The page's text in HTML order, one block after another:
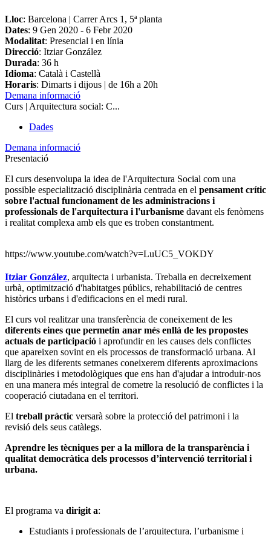
Lloc: Barcelona | Carrer Arcs 1, 5ª planta
Dates: 9 Gen 2020 - 6 Febr 2020
Modalitat: Presencial i en línia
Direcció: Itziar González
Durada: 36 h
Idioma: Català i Castellà
Horaris: Dimarts i dijous | de 16h a 20h
Demana informació
Curs | Arquitectura social: C...
Dades
Demana informació
Presentació
El curs desenvolupa la idea de l'Arquitectura Social com una
possible especialització disciplinària centrada en el pensament crític
sobre l'actual funcionament de les administracions i
professionals de l'arquitectura i l'urbanisme davant els fenòmens
i realitat complexa amb els que es troben constantment.
https://www.youtube.com/watch?v=LuUC5_VOKDY
Itziar González, arquitecta i urbanista. Treballa en decreixement
urbà, optimització d'habitatges públics, rehabilitació de centres
històrics urbans i d'edificacions en el medi rural.
El curs vol realitzar una transferència de coneixement de les
diferents eines que permetin anar més enllà de les propostes
actuals de participació i aprofundir en les causes dels conflictes
que apareixen sovint en els processos de transformació urbana. Al
llarg de les diferents setmanes coneixerem diferents aproximacions
disciplinàries i metodològiques que ens han d'ajudar a introduir-nos
en una manera més integral de cometre la resolució de conflictes i la
cooperació ciutadana en el territori.
El treball pràctic versarà sobre la protecció del patrimoni i la
revisió dels seus catàlegs.
Aprendre les tècniques per a la millora de la transparència i
qualitat democràtica dels processos d’intervenció territorial i
urbana.
El programa va dirigit a:
Estudiants i professionals de l’arquitectura, l’urbanisme i